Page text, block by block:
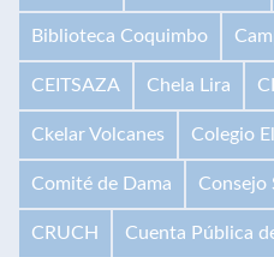
Biblioteca Coquimbo
CEITSAZA Chela Lira
Ckelar Volcanes Colegio
Comité de Dama Consejo
CRUCH Cuenta Pública